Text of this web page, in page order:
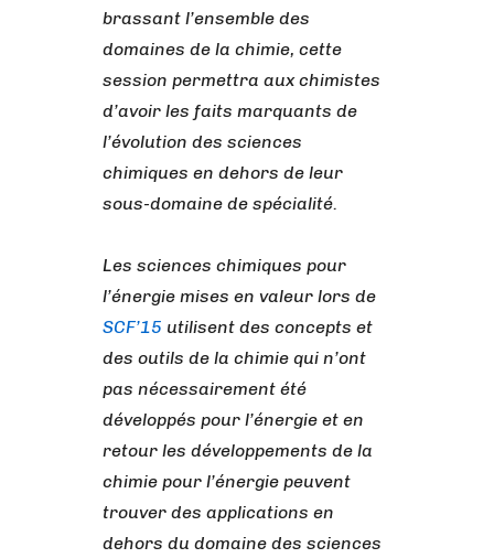
brassant l’ensemble des
domaines de la chimie, cette
session permettra aux chimistes
d’avoir les faits marquants de
l’évolution des sciences
chimiques en dehors de leur
sous-domaine de spécialité.
Les sciences chimiques pour
l’énergie mises en valeur lors de
SCF’15 utilisent des concepts et
des outils de la chimie qui n’ont
pas nécessairement été
développés pour l’énergie et en
retour les développements de la
chimie pour l’énergie peuvent
trouver des applications en
dehors du domaine des sciences